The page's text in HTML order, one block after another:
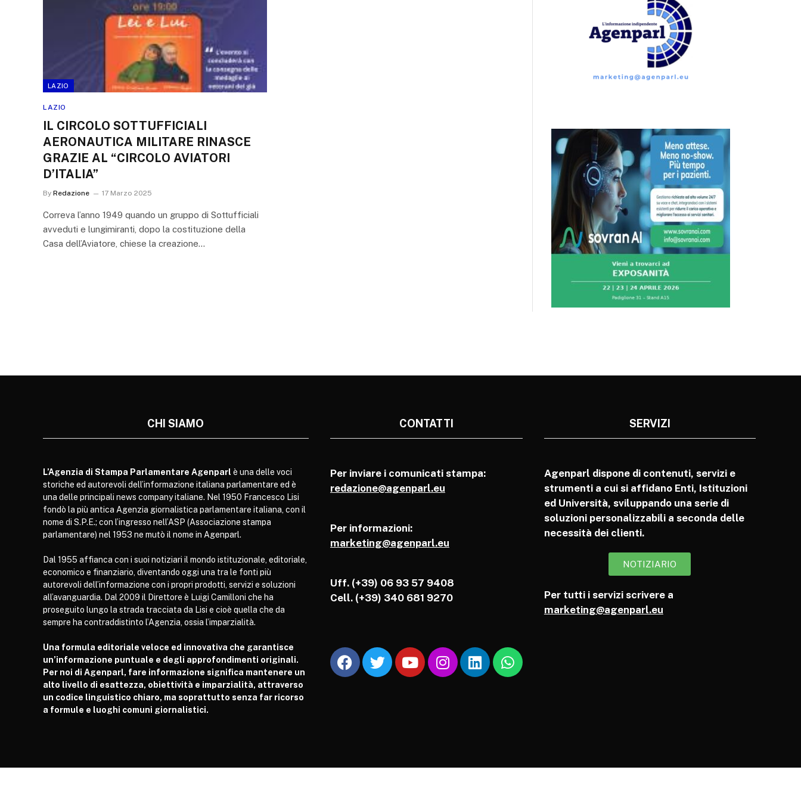
LAZIO
LAZIO
IL CIRCOLO SOTTUFFICIALI
AERONAUTICA MILITARE RINASCE
GRAZIE AL “CIRCOLO AVIATORI
D’ITALIA”
By Redazione 17 Marzo 2025
Correva l’anno 1949 quando un gruppo di Sottufficiali
avveduti e lungimiranti, dopo la costituzione della
Casa dell’Aviatore, chiese la creazione…
CHI SIAMO
L’Agenzia di Stampa Parlamentare Agenparl è una delle voci
storiche ed autorevoli dell’informazione italiana parlamentare ed è
una delle principali news company italiane. Nel 1950 Francesco Lisi
fondò la più antica Agenzia giornalistica parlamentare italiana, con il
nome di S.P.E.; con l’ingresso nell’ASP (Associazione stampa
parlamentare) nel 1953 ne mutò il nome in Agenparl.
Dal 1955 affianca con i suoi notiziari il mondo istituzionale, editoriale,
economico e finanziario, diventando oggi una tra le fonti più
autorevoli dell’informazione con i propri prodotti, servizi e soluzioni
all’avanguardia. Dal 2009 il Direttore è Luigi Camilloni che ha
proseguito lungo la strada tracciata da Lisi e cioè quella che da
sempre ha contraddistinto l’Agenzia, ossia l’imparzialità.
Una formula editoriale veloce ed innovativa che garantisce
un’informazione puntuale e degli approfondimenti originali.
Per noi di Agenparl, fare informazione significa mantenere un
alto livello di esattezza, obiettività e imparzialità, attraverso
un codice linguistico chiaro, ma soprattutto senza far ricorso
a formule e luoghi comuni giornalistici.
CONTATTI
Per inviare i comunicati stampa:
redazione@agenparl.eu
Per informazioni:
marketing@agenparl.eu
Uff. (+39) 06 93 57 9408
Cell. (+39) 340 681 9270
SERVIZI
Agenparl dispone di contenuti, servizi e
strumenti a cui si affidano Enti, Istituzioni
ed Università, sviluppando una serie di
soluzioni personalizzabili a seconda delle
necessità dei clienti.
NOTIZIARIO
Per tutti i servizi scrivere a
marketing@agenparl.eu